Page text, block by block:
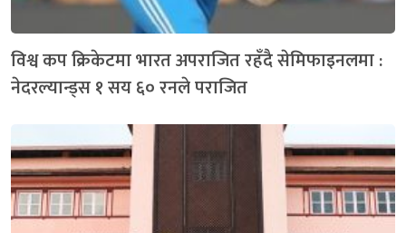
विश्व कप क्रिकेटमा भारत अपराजित रहँदै सेमिफाइनलमा :
नेदरल्यान्ड्स १ सय ६० रनले पराजित